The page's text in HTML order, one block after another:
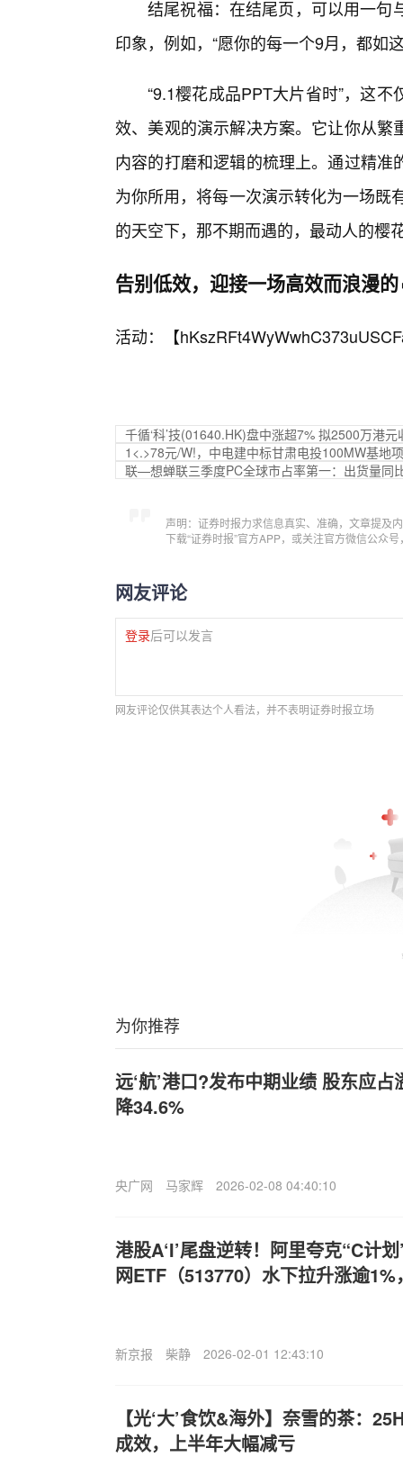
结尾祝福：在结尾页，可以用一句
印象，例如，“愿你的每一个9月，都如
“9.1樱花成品PPT大片省时”，这
效、美观的演示解决方案。它让你从
内容的打磨和逻辑的梳理上。通过精
为你所用，将每一次演示转化为一场既
的天空下，那不期而遇的，最动人的樱
告别低效，迎接一场高效而浪漫
活动：【
千循‘科’技(01640.HK)盘中涨超7% 拟2500万港
1<.>78元/W!，中电建中标甘肃电投100MW基地
联—想蝉联三季度PC全球市占率第一：出货量同
声明：证券时报力求信息真实、准确，文章提及
下载“证券时报”官方APP，或关注官方微信公众
网友评论
登录后可以发言
网友评论仅供其表达个人看法，并不表明证券时报立场
为你推荐
远‘航’港口?发布中期业绩 股东应
降34.6%
央广网 马家辉 2026-02-08 04:40:10
港股A‘I’尾盘逆转！阿里夸克“C计
网ETF（513770）水下拉升涨逾
新京报 柴静 2026-02-01 12:43:10
【光‘大’食饮&海外】奈雪的茶：
成效，上半年大幅减亏